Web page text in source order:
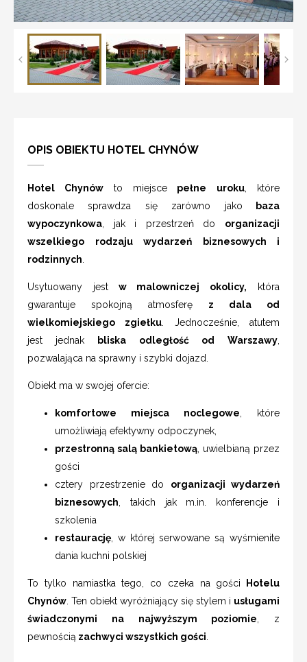
OPIS OBIEKTU HOTEL CHYNÓW
Hotel Chynów to miejsce pełne uroku, które
doskonale sprawdza się zarówno jako baza
wypoczynkowa , jak i przestrzeń do organizacji
wszelkiego rodzaju wydarzeń biznesowych i
rodzinnych
Usytuowany jestw malowniczej okolicy, która
gwarantuje spokojną atmosferę z dala od
wielkomiejskiego zgiełku . Jednocześnie, atutem
jest
jednak bliska odległość od Warszawy
pozwalająca na sprawny i szybki dojazd.
Obiekt ma w swojej ofercie:
komfortowe miejsca noclegowe , które
umożliwiają efektywny odpoczynek,
przestronną salą bankietową , uwielbianą przez
gości
cztery przestrzenie do organizacji wydarzeń
biznesowych , takich jak m.in. konferencje i
szkolenia
restaurację , w której serwowane są wyśmienite
dania kuchni polskiej
To tylko namiastka tego, co czeka na gości Hotelu
Chynów . Ten obiekt wyróżniający się stylem i usługami
świadczonymi na najwyższym poziomie , z
pewnością zachwyci wszystkich gości